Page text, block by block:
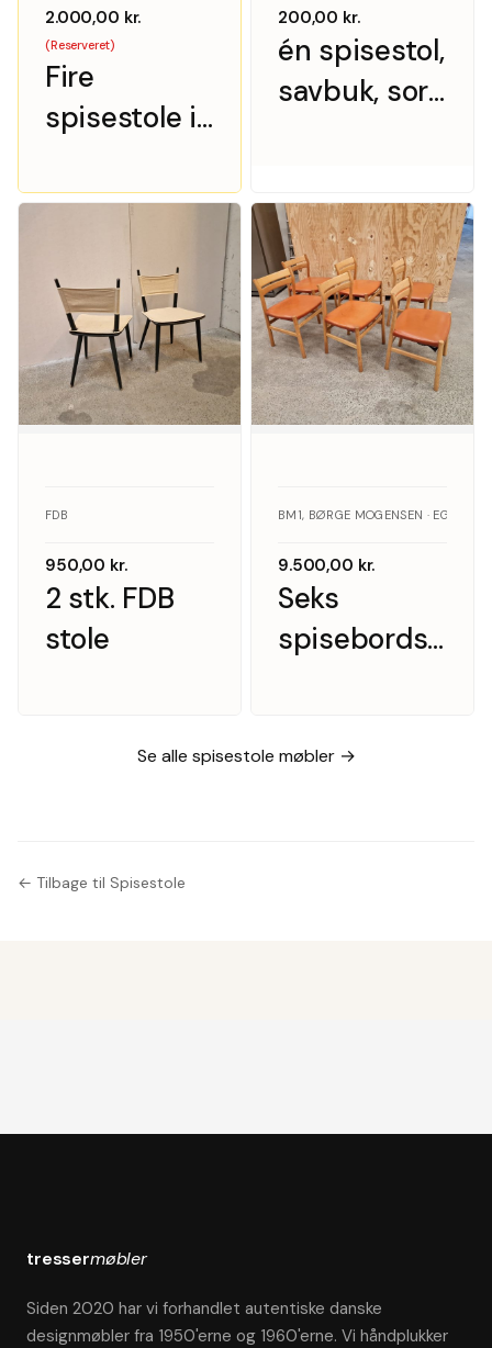
Fire
spisestole i
skind,
Mosbøl
2.000,00 kr.
(Reserveret)
én spisestol,
savbuk, sort
200,00 kr.
2 stk. FDB
stole
FDB
950,00 kr.
Seks
spisebordsstole
Børge
BM1, BØRGE MOGENSEN · EGETRÆ
9.500,00 kr.
Se alle spisestole møbler →
← Tilbage til Spisestole
tressermøbler
Siden 2020 har vi forhandlet autentiske danske
designmøbler fra 1950'erne og 1960'erne. Vi håndplukker